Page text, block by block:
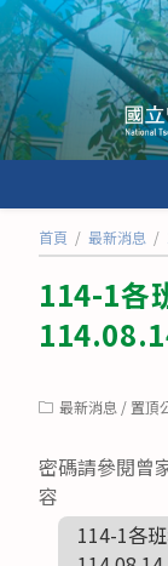
跳
轉
至
主
要
內
首頁 / 最新消息 /
114-1各
Post最新消息 / 置頂
密碼請參閱曾
容
114-1各